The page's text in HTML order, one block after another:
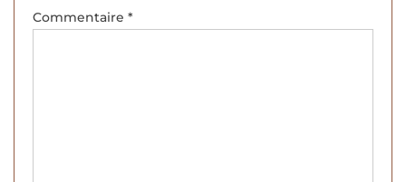
Commentaire *